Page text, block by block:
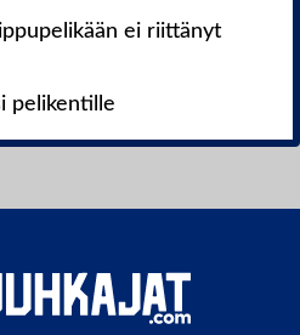
ei riittänyt
pelikentille